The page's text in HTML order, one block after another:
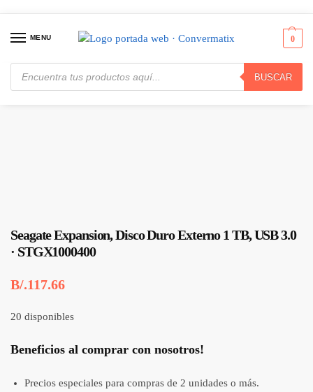
MENU
BUSCAR
0
Inicio / Almacenamiento / Discos Duros Externos Seagate Expansion, Disco Duro Externo 1 TB, USB 3.0 · STGX1000400
Seagate Expansion, Disco Duro Externo 1 TB, USB 3.0
· STGX1000400
B/.117.66
20 disponibles
Beneficios al comprar con nosotros!
Precios especiales para compras de 2 unidades o más.